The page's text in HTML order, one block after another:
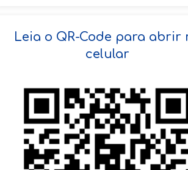
VOLTAR
Leia o QR-Code para abrir
celular